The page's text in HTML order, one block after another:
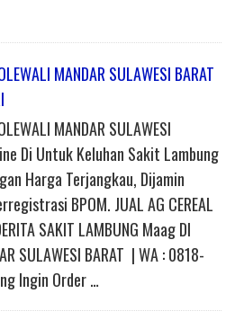
MANDAR SULAWESI BARAT
MANDAR SULAWESI
Di Untuk Keluhan Sakit Lambung
Harga Terjangkau, Dijamin
BPOM. JUAL AG CEREAL
SAKIT LAMBUNG Maag DI
SULAWESI BARAT | WA : 0818-
Ingin Order …